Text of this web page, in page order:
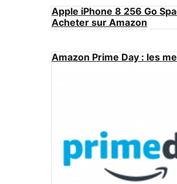
Apple iPhone 8 256 Go
Acheter sur Amazon
Amazon Prime Day : les